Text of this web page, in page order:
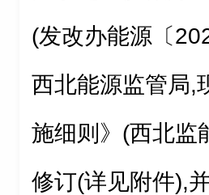
(发改办能源〔
西北能源监管局,
施细则》(西北监
修订(详见附件),